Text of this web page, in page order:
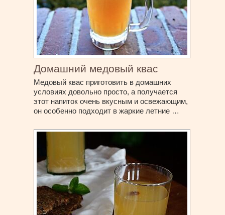
Домашний медовый квас
Медовый квас приготовить в домашних
условиях довольно просто, а получается
этот напиток очень вкусным и освежающим,
он особенно подходит в жаркие летние …